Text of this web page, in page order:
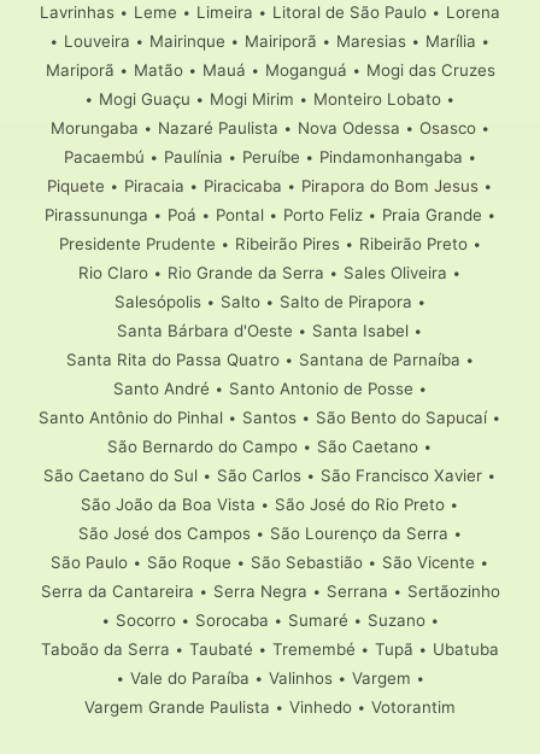
Lavrinhas • Leme • Limeira • Litoral de São Paulo • Lorena
• Louveira • Mairinque • Mairiporã • Maresias • Marília •
Mariporã • Matão• Mauá • Moganguá • Mogi das Cruzes
• Mogi Guaçu • Mogi Mirim • Monteiro Lobato •
Morungaba • Nazaré Paulista • Nova Odessa • Osasco•
Pacaembú • Paulínia • Peruíbe • Pindamonhangaba •
Piquete • Piracaia • Piracicaba • Pirapora do Bom Jesus •
Pirassununga • Poá • Pontal • Porto Feliz• Praia Grande •
Presidente Prudente • Ribeirão Pires• Ribeirão Preto•
Rio Claro • Rio Grande da Serra • Sales Oliveira •
Salesópolis• Salto• Salto de Pirapora •
Santa Bárbara d'Oeste • Santa Isabel •
Santa Rita do Passa Quatro• Santana de Parnaíba •
Santo André • Santo Antonio de Posse •
Santo Antônio do Pinhal • Santos • São Bento do Sapucaí•
São Bernardo do Campo • São Caetano •
São Caetano do Sul • São Carlos • São Francisco Xavier •
São João da Boa Vista • São José do Rio Preto •
São José dos Campos• São Lourenço da Serra •
São Paulo • São Roque • São Sebastião • São Vicente •
Serra da Cantareira • Serra Negra • Serrana • Sertãozinho
• Socorro• Sorocaba • Sumaré • Suzano•
Taboão da Serra • Taubaté • Tremembé • Tupã • Ubatuba
• Vale do Paraíba • Valinhos• Vargem •
Vargem Grande Paulista • Vinhedo • Votorantim